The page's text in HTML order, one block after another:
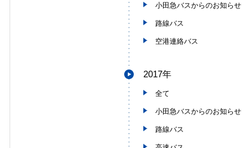
小田急バスからのお知らせ
路線バス
空港連絡バス
2017年
全て
小田急バスからのお知らせ
路線バス